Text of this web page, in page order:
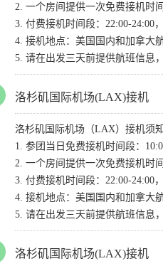
2. 一个房间提供一次免费接机时
3. 付费接机时间段：22:00-24:00
4. 接机地点：美国国内和加拿大
5. 请在出发三天前提供航班信息
洛杉矶国际机场(LAX)接机
洛杉矶国际机场（LAX）接机须
1. 参团当日免费接机时间段：
2. 一个房间提供一次免费接机时
3. 付费接机时间段：22:00-24:00
4. 接机地点：美国国内和加拿大
5. 请在出发三天前提供航班信息
洛杉矶国际机场(LAX)接机